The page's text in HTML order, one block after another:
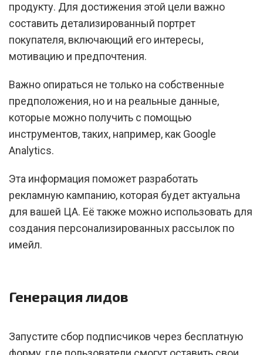
продукту. Для достижения этой цели важно
составить детализированный портрет
покупателя, включающий его интересы,
мотивацию и предпочтения.
Важно опираться не только на собственные
предположения, но и на реальные данные,
которые можно получить с помощью
инструментов, таких, например, как Google
Analytics.
Эта информация поможет разработать
рекламную кампанию, которая будет актуальна
для вашей ЦА. Её также можно использовать для
создания персонализированных рассылок по
имейл.
Генерация лидов
Запустите сбор подписчиков через бесплатную